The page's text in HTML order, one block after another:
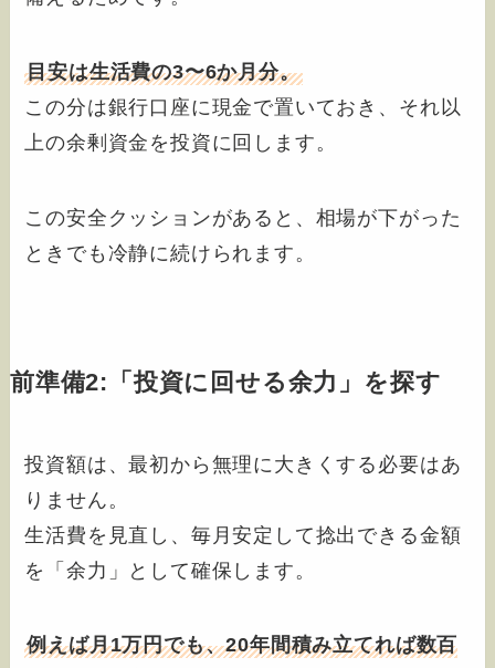
目安は生活費の3〜6か月分。
この分は銀行口座に現金で置いておき、それ以
上の余剰資金を投資に回します。
この安全クッションがあると、相場が下がった
ときでも冷静に続けられます。
前準備2:「投資に回せる余力」を探す
投資額は、最初から無理に大きくする必要はあ
りません。
生活費を見直し、毎月安定して捻出できる金額
を「余力」として確保します。
例えば月1万円でも、20年間積み立てれば数百